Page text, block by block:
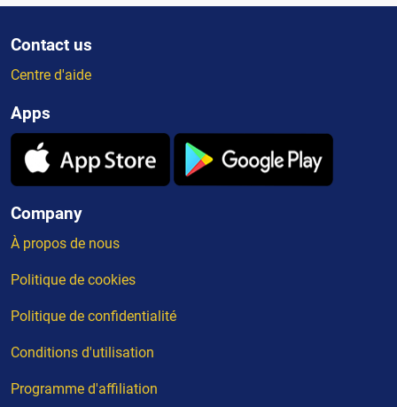
Contact us
Centre d'aide
Apps
Company
À propos de nous
Politique de cookies
Politique de confidentialité
Conditions d'utilisation
Programme d'affiliation